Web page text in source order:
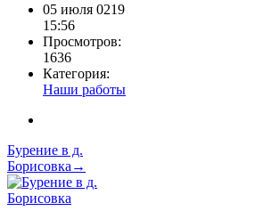
05 июля 0219
15:56
Просмотров:
1636
Категория:
Наши работы
Бурение в д.
Борисовка→